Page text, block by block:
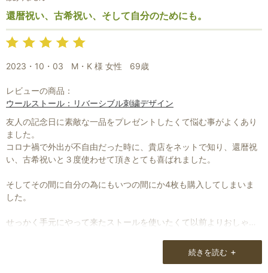
お買い物を続ける カートへ進む
還暦祝い、古希祝い、そして自分のためにも。
2023・10・03 M・K 様 女性 69歳
レビューの商品：
ウールストール：リバーシブル刺繍デザイン
友人の記念日に素敵な一品をプレゼントしたくて悩む事がよくあり
ました。
コロナ禍で外出が不自由だった時に、貴店をネットで知り、還暦祝
い、古希祝いと３度使わせて頂きとても喜ばれました。
そしてその間に自分の為にもいつの間にか4枚も購入してしまいま
した。
せっかく手元にやって来たストールを使いたくて以前よりおしゃれ
メールマガジンを拝見していると、ため息が出る程素晴らしい手刺
続きを読む +